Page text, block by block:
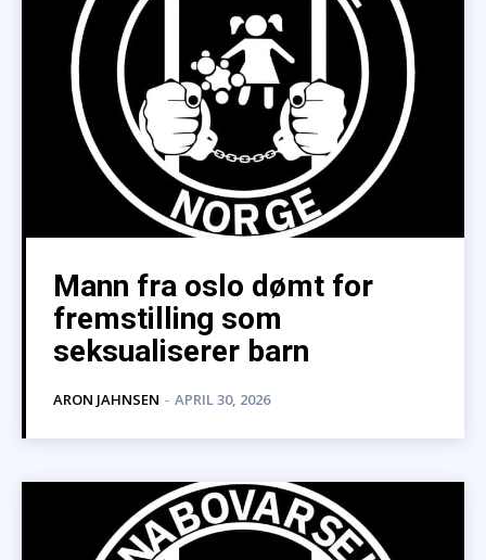
Mann fra oslo dømt for
fremstilling som
seksualiserer barn
ARON JAHNSEN - APRIL 30, 2026